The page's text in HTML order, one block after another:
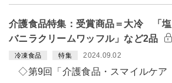
介護食品特集：受賞商品＝大冷 「塩
バニラクリームワッフル」など2品
冷凍食品 特集 2024.09.02
◇第9回「介護食品・スマイルケア